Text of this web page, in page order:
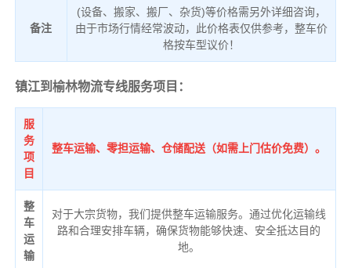
备注
(设备、搬家、搬厂、杂货)等价格需另外详细咨询，
由于市场行情经常波动，此价格表仅供参考，整车价
格按车型议价！
镇江到榆林物流专线服务项目：
服
务
项
目
整车运输、零担运输、仓储配送（如需上门估价免费）。
整
车
运
输
对于大宗货物，我们提供整车运输服务。通过优化运输线
路和合理安排车辆，确保货物能够快速、安全抵达目的
地。